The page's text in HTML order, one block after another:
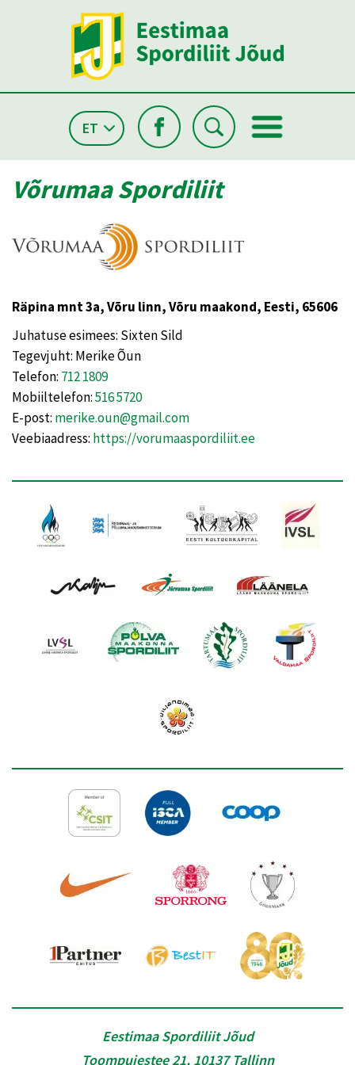
ET
Võrumaa Spordiliit
Räpina mnt 3a, Võru linn, Võru maakond, Eesti, 65606
Juhatuse esimees: Sixten Sild
Tegevjuht: Merike Õun
Telefon: 712 1809
Mobiiltelefon:516 5720
E-post: merike.oun@gmail.com
Veebiaadress: https://vorumaaspordiliit.ee
Eestimaa Spordiliit Jõud
Toompuiestee 21, 10137 Tallinn